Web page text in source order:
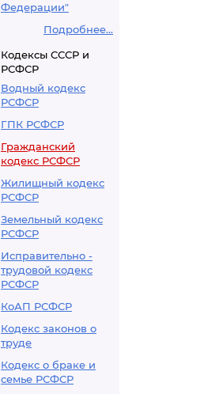
Федерации"
Подробнее...
Кодексы СССР и
РСФСР
Водный кодекс
РСФСР
ГПК РСФСР
Гражданский
кодекс РСФСР
Жилищный кодекс
РСФСР
Земельный кодекс
РСФСР
Исправительно -
трудовой кодекс
РСФСР
КоАП РСФСР
Кодекс законов о
труде
Кодекс о браке и
семье РСФСР